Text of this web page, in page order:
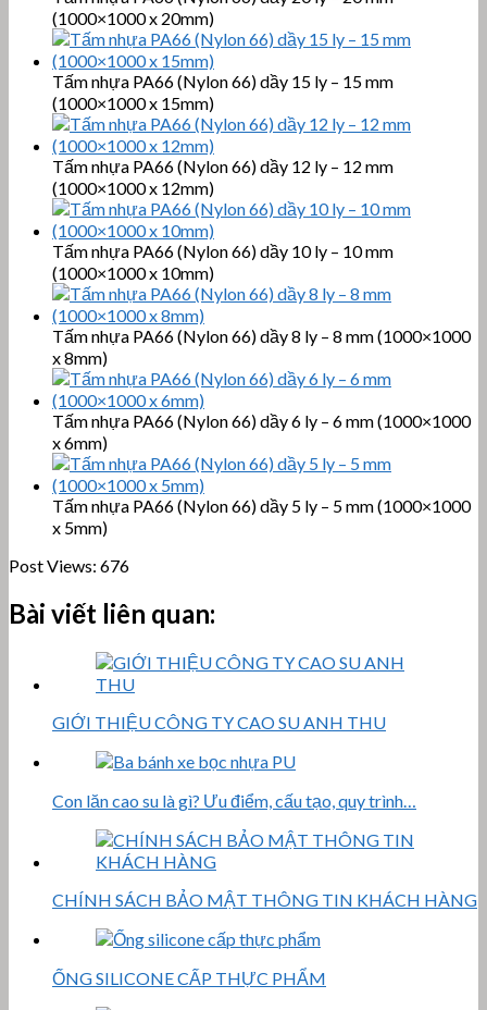
(1000×1000 x 20mm)
Tấm nhựa PA66 (Nylon 66) dầy 15 ly – 15 mm
(1000×1000 x 15mm)
Tấm nhựa PA66 (Nylon 66) dầy 12 ly – 12 mm
(1000×1000 x 12mm)
Tấm nhựa PA66 (Nylon 66) dầy 10 ly – 10 mm
(1000×1000 x 10mm)
Tấm nhựa PA66 (Nylon 66) dầy 8 ly – 8 mm (1000×1000
x 8mm)
Tấm nhựa PA66 (Nylon 66) dầy 6 ly – 6 mm (1000×1000
x 6mm)
Tấm nhựa PA66 (Nylon 66) dầy 5 ly – 5 mm (1000×1000
x 5mm)
Post Views: 676
Bài viết liên quan:
GIỚI THIỆU CÔNG TY CAO SU ANH THU
Con lăn cao su là gì? Ưu điểm, cấu tạo, quy trình…
CHÍNH SÁCH BẢO MẬT THÔNG TIN KHÁCH HÀNG
ỐNG SILICONE CẤP THỰC PHẨM